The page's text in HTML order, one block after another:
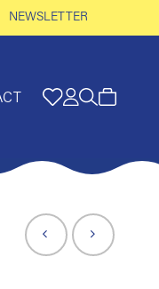
NEWSLETTER